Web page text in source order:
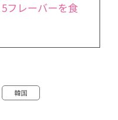
フレーバーを食
韓国